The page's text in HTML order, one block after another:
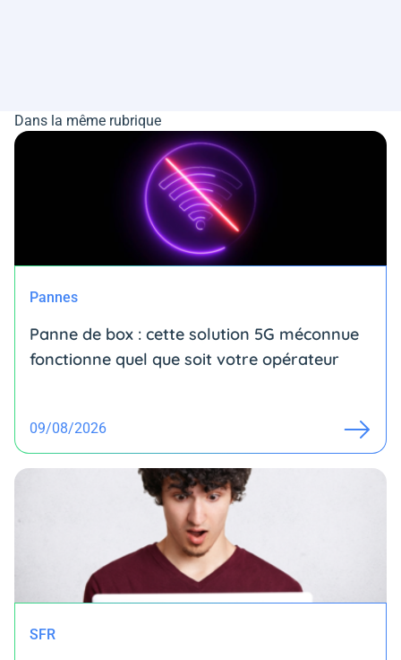
Dans la même rubrique
Pannes
Panne de box : cette solution 5G méconnue
fonctionne quel que soit votre opérateur
09/08/2026
SFR